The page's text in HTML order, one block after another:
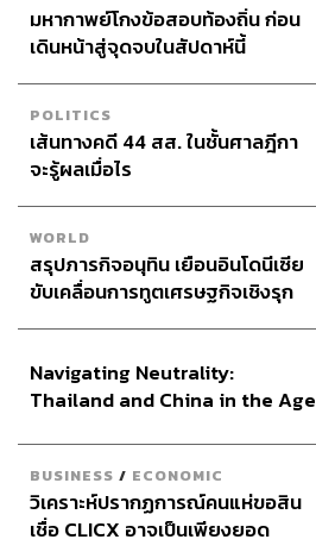
มหากาพย์โกงข้อสอบท้องถิ่น ก่อน
เดินหน้าสู่จุดจบในสัปดาห์นี้
POLITICS
เส้นทางคดี 44 สส. ในชั้นศาลฎีกา
จะรู้ผลเมื่อไร
WORLD
สรุปภารกิจอนุทิน เยือนอินโดนีเซีย
ขับเคลื่อนการทูตเศรษฐกิจเชิงรุก
Navigating Neutrality:
Thailand and China in the Age
BUSINESS / ECONOMIC
วิเคราะห์ปรากฏการณ์คนแห่ขอสิน
เชื่อ CLICX อาจเป็นเพียงยอด